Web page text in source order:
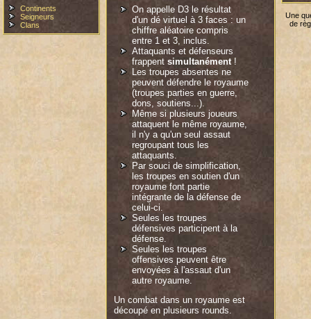
Continents
Seigneurs
Clans
On appelle D3 le résultat
d'un dé virtuel à 3 faces : un
chiffre aléatoire compris
entre 1 et 3, inclus.
Attaquants et défenseurs
frappent simultanément !
Les troupes absentes ne
peuvent défendre le royaume
(troupes parties en guerre,
dons, soutiens...).
Même si plusieurs joueurs
attaquent le même royaume,
il n'y a qu'un seul assaut
regroupant tous les
attaquants.
Par souci de simplification,
les troupes en soutien d'un
royaume font partie
intégrante de la défense de
celui-ci.
Seules les troupes
défensives participent à la
défense.
Seules les troupes
offensives peuvent être
envoyées à l'assaut d'un
autre royaume.
Un combat dans un royaume est
découpé en plusieurs rounds.
Une
de